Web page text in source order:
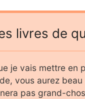
livres de
je vais mettre
vous aurez
pas grand-